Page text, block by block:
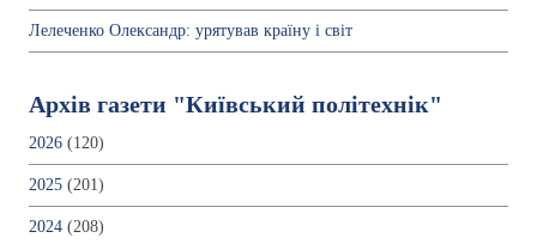
Лелеченко Олександр: урятував країну і світ
Архів газети "Київський політехнік"
2026 (120)
2025 (201)
2024 (208)